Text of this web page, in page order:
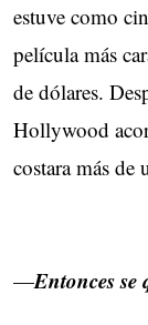
estuve como
película más
de dólares.
Hollywood
costara más
—Entonces se